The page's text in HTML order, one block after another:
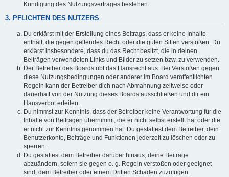
Kündigung des Nutzungsvertrages bestehen.
3. PFLICHTEN DES NUTZERS
Du erklärst mit der Erstellung eines Beitrags, dass er keine Inhalte
enthält, die gegen geltendes Recht oder die guten Sitten verstoßen. Du
erklärst insbesondere, dass du das Recht besitzt, die in deinen
Beiträgen verwendeten Links und Bilder zu setzen bzw. zu verwenden.
Der Betreiber des Boards übt das Hausrecht aus. Bei Verstößen gegen
diese Nutzungsbedingungen oder anderer im Board veröffentlichten
Regeln kann der Betreiber dich nach Abmahnung zeitweise oder
dauerhaft von der Nutzung dieses Boards ausschließen und dir ein
Hausverbot erteilen.
Du nimmst zur Kenntnis, dass der Betreiber keine Verantwortung für die
Inhalte von Beiträgen übernimmt, die er nicht selbst erstellt hat oder die
er nicht zur Kenntnis genommen hat. Du gestattest dem Betreiber, dein
Benutzerkonto, Beiträge und Funktionen jederzeit zu löschen oder zu
sperren.
Du gestattest dem Betreiber darüber hinaus, deine Beiträge
abzuändern, sofern sie gegen o. g. Regeln verstoßen oder geeignet
sind, dem Betreiber oder einem Dritten Schaden zuzufügen.